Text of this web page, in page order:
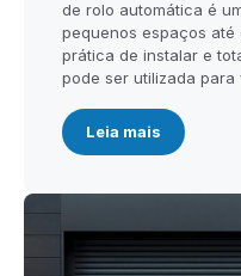
de rolo automática é
pequenos espaços até
prática de instalar e
pode ser utilizada
Leia mais